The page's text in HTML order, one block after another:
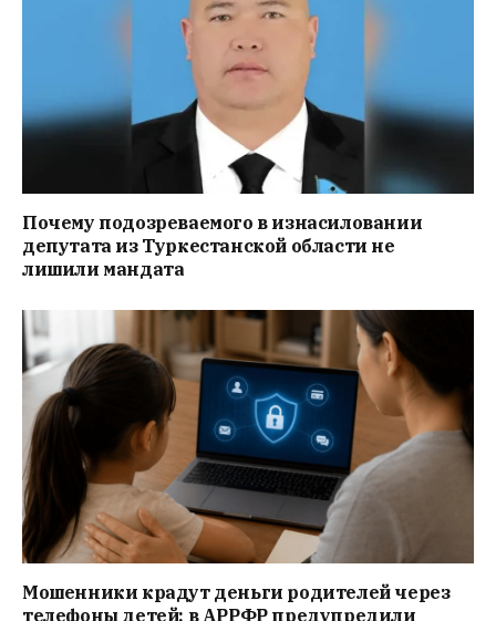
Почему подозреваемого в изнасиловании
депутата из Туркестанской области не
лишили мандата
Мошенники крадут деньги родителей через
телефоны детей: в АРРФР предупредили